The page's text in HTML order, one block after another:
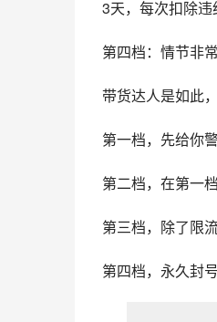
3天，每次扣除违
第四档：情节非
带货达人是如此
第一档，先给你
第二档，在第一
第三档，除了限
第四档，永久封